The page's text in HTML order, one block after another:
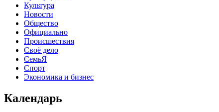
Культура
Новости
Общество
Официально
Происшествия
Своё дело
СемьЯ
Спорт
Экономика и бизнес
Календарь